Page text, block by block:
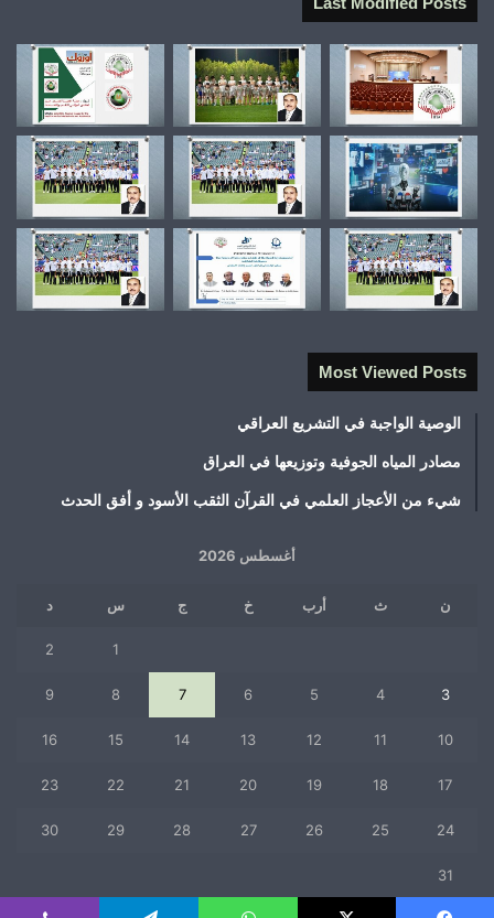
Most Viewed Posts
الوصية الواجبة في التشريع العراقي
مصادر المياه الجوفية وتوزيعها في العراق
شيء من الأعجاز العلمي في القرآن الثقب الأسود و أفق الحدث
أغسطس 2026
ن ث أرب خ ج س د
1
2
3
4
5
6
7
8
9
10
11
12
13
14
15
16
17
18
19
20
21
22
23
24
25
26
27
28
29
30
31